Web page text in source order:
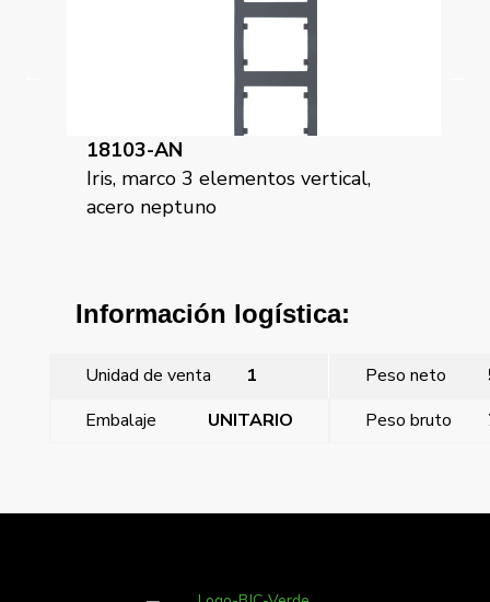
vertical,
Iris, marco 3 elementos vertical,
aluminio mercurio
Información logística:
Unidad de venta 1 Peso neto
Embalaje
UNITARIO Peso bruto